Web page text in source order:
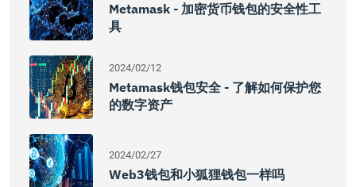
Metamask - 加密货币钱包的安全性工
具
2024/02/12
Metamask钱包安全 - 了解如何保护您
的数字资产
2024/02/27
Web3钱包和小狐狸钱包一样吗